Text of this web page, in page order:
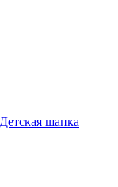
Детская шапка